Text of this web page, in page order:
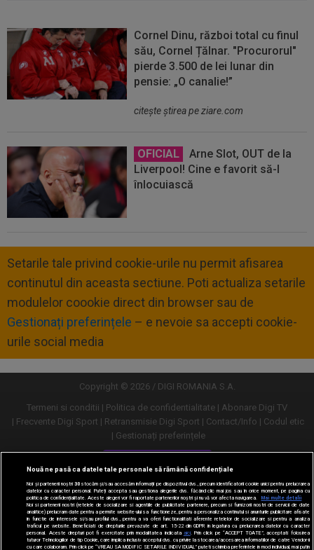
Cornel Dinu, război total cu finul
său, Cornel Țălnar. "Procurorul"
pierde 3.500 de lei lunar din
pensie: „O canalie!”
citeşte ştirea pe ziare.com
OFICIAL
Arne Slot, OUT de la
Liverpool! Cine e favorit să-l
înlocuiască
Setarile tale privind cookie-urile nu permit afisarea
continutul din aceasta sectiune. Poti actualiza setarile
modulelor coookie direct din browser sau de
Gestionați preferințele – e nevoie sa accepti cookie-
urile social media
Copyright © 2026 / DIGI ROMANIA S.A.
Termeni si conditii
Politica de confidentialitate
Abonare Digi TV
Frecvente Digi Sport
Retransmisie Digi Sport Contact/Info
Codul etic
Gestionați preferințele
Versiune desktop
Nouă ne pasă ca datele tale personale să rămână confidențiale
Noi și partenerii noștri30stocăm și/sau accesăm informații pe dispozitivul dvs., precum identificatorii cookie unici pentru prelucrarea
datelor cu caracter personal. Puteți accepta sau gestiona alegerile dvs. făcând clic mai jos sau în orice moment, pe pagina cu
politica de confidențialitate. Aceste alegeri vor fi raportate partenerilor noștri și nu vă vor afecta navigarea.
Mai multe detalii
Noi si partenerii nostri (retelele de socializare si agentiile de publicitate partenere, precum si furnizorii nostri de servicii de date
analitice) prelucram date pentru a permite website-ului sa functioneze, pentru a personaliza continutul si anunturile publicitare afisate
in functie de interesele si/sau profilul dvs., pentru a va oferi functionalitati aferente retelelor de socializare si pentru a analiza
traficul pe website. Beneficiati de drepturile prevazute de art. 15-22 din GDPR in legatura cu prelucrarea datelor cu caracter
personal. Aceste drepturi pot fi exercitate prin modalitatea indicata aici. Prin click pe “ACCEPT TOATE”, acceptati folosirea
tuturor Tehnologiilor de tip Cookie, care implica inclusiv acceptul dvs. cu privire la stocarea/accesarea informatiilor de catre Vendor-ii
cu care colaboram. Prin click pe “VREAU SA MODIFIC SETARILE INDIVIDUAL” puteti schimba preferintele in mod individual, mai putin